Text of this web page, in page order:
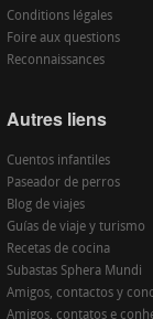
Conditions légales
Foire aux questions
Reconnaissances
Autres liens
Cuentos infantiles
Paseador de perros
Blog de viajes
Guías de viaje y turismo
Recetas de cocina
Subastas Sphera Mundi
Amigos, contactos y
Amigos, contatos e